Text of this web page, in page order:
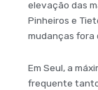
elevação das
Pinheiros e
mudanças fora
Em Seul, a
frequente